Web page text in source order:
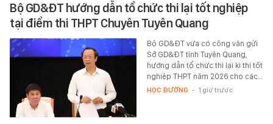
Bộ GD&ĐT hướng dẫn tổ chức thi lại tốt nghiệp
tại điểm thi THPT Chuyên Tuyên Quang
Bộ GD&ĐT vừa có công văn gửi
Sở GD&ĐT tỉnh Tuyên Quang,
hướng dẫn tổ chức thi lại kì thi tốt
nghiệp THPT năm 2026 cho các…
HỌC ĐƯỜNG - 1 giờ trước